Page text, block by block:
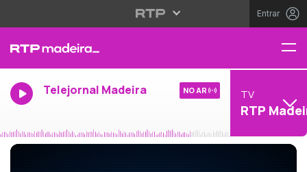
Entrar
Telejornal Madeira NO AR TV
RTP